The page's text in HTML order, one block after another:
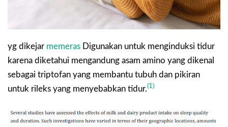
yg dikejar memeras Digunakan untuk menginduksi tidur
karena diketahui mengandung asam amino yang dikenal
sebagai triptofan yang membantu tubuh dan pikiran
untuk rileks yang menyebabkan tidur.(1)